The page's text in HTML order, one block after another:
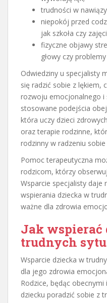
trudności w
niepokój przed
jak szkoła czy
fizyczne objawy
głowy czy
Odwiedziny u specjalisty
się radzić sobie z lękiem,
rozwoju emocjonalnego i
stosowane podejścia
która uczy dzieci
oraz terapie rodzinne,
rodzinny w radzeniu
Pomoc terapeutyczna
rodzicom, którzy
Wsparcie specjalisty daje
wspierania dziecka w
ważne dla zdrowia
Jak wspierać
trudnych
Wsparcie dziecka w
dla jego zdrowia
Rodzice, będąc
dziecku poradzić sobie z